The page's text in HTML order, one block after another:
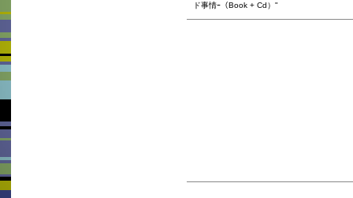
ド事情ｰ（Book + Cd）"